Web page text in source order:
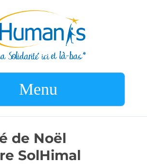
Menu
de Noël
SolHimal